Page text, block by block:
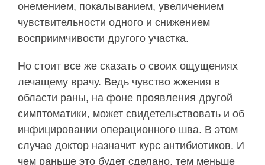
онемением, покалыванием, увеличением
чувствительности одного и снижением
восприимчивости другого участка.
Но стоит все же сказать о своих ощущениях
лечащему врачу. Ведь чувство жжения в
области раны, на фоне проявления другой
симптоматики, может свидетельствовать и об
инфицировании операционного шва. В этом
случае доктор назначит курс антибиотиков. И
чем раньше это будет сделано, тем меньше